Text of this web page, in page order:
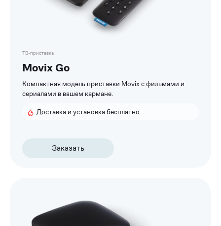
ТВ-приставка
Movix Go
Компактная модель приставки Movix с фильмами и
сериалами в вашем кармане.
Доставка и установка бесплатно
Заказать